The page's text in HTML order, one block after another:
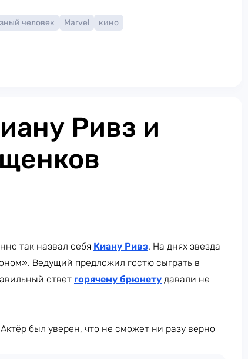
человек Marvel кино
Ривз и
так назвал себя Киану Ривз. На днях звезда
Ведущий предложил гостю сыграть в
ответ горячему брюнету давали не
был уверен, что не сможет ни разу верно